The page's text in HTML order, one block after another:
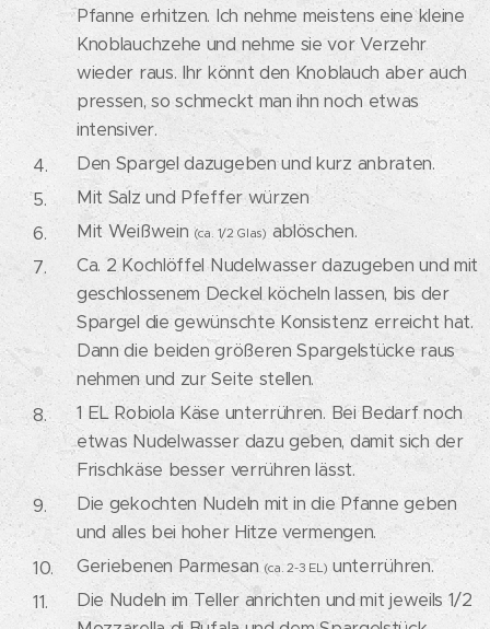
Pfanne erhitzen. Ich nehme meistens eine kleine
Knoblauchzehe und nehme sie vor Verzehr
wieder raus. Ihr könnt den Knoblauch aber auch
pressen, so schmeckt man ihn noch etwas
intensiver.
Den Spargel dazugeben und kurz anbraten.
Mit Salz und Pfeffer würzen
Mit Weißwein (ca. 1/2 Glas)ablöschen.
Ca. 2 Kochlöffel Nudelwasser dazugeben und mit
geschlossenem Deckel köcheln lassen, bis der
Spargel die gewünschte Konsistenz erreicht hat.
Dann die beiden größeren Spargelstücke raus
nehmen und zur Seite stellen.
1 EL Robiola Käse unterrühren. Bei Bedarf noch
etwas Nudelwasser dazu geben, damit sich der
Frischkäse besser verrühren lässt.
Die gekochten Nudeln mit in die Pfanne geben
und alles bei hoher Hitze vermengen.
Geriebenen Parmesan(ca. 2-3 EL) unterrühren.
Die Nudeln im Teller anrichten und mit jeweils 1/2